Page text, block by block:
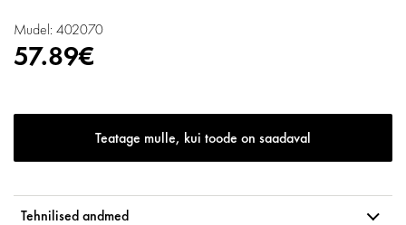
Mudel: 402070
57.89€
Teatage mulle, kui toode on saadaval
Tehnilised andmed